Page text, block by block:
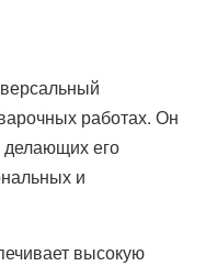
работах. Он
его
и
высокую